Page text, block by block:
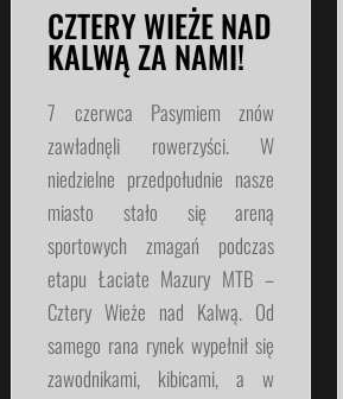
CZTERY WIEŻE NAD
KALWĄ ZA NAMI!
7 czerwca Pasymiem znów
zawładnęli rowerzyści. W
niedzielne przedpołudnie nasze
miasto stało się areną
sportowych zmagań podczas
etapu Łaciate Mazury MTB –
Cztery Wieże nad Kalwą. Od
samego rana rynek wypełnił się
zawodnikami, kibicami, a w